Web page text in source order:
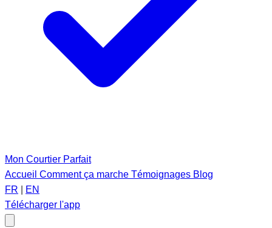
Mon Courtier Parfait
Accueil Comment ça marche Témoignages Blog
FR
EN
Télécharger l'app